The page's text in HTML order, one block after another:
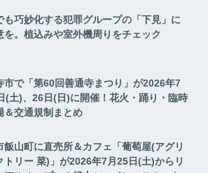
も巧妙化する犯罪グループの「下見」に
を。植込みや室外機周りをチェック
市で「第60回善通寺まつり」が2026年7
(土)、26日(日)に開催！花火・踊り・臨時
＆交通規制まとめ
飯山町に直売所＆カフェ「葡萄屋(アグリ
トリー 菜)」が2026年7月25日(土)からリ